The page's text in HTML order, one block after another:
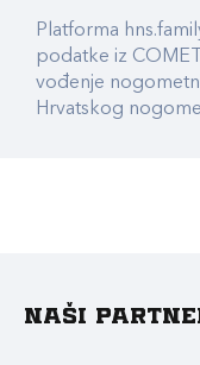
Platforma
podatke iz
vođenje
Hrvatskog
Naši